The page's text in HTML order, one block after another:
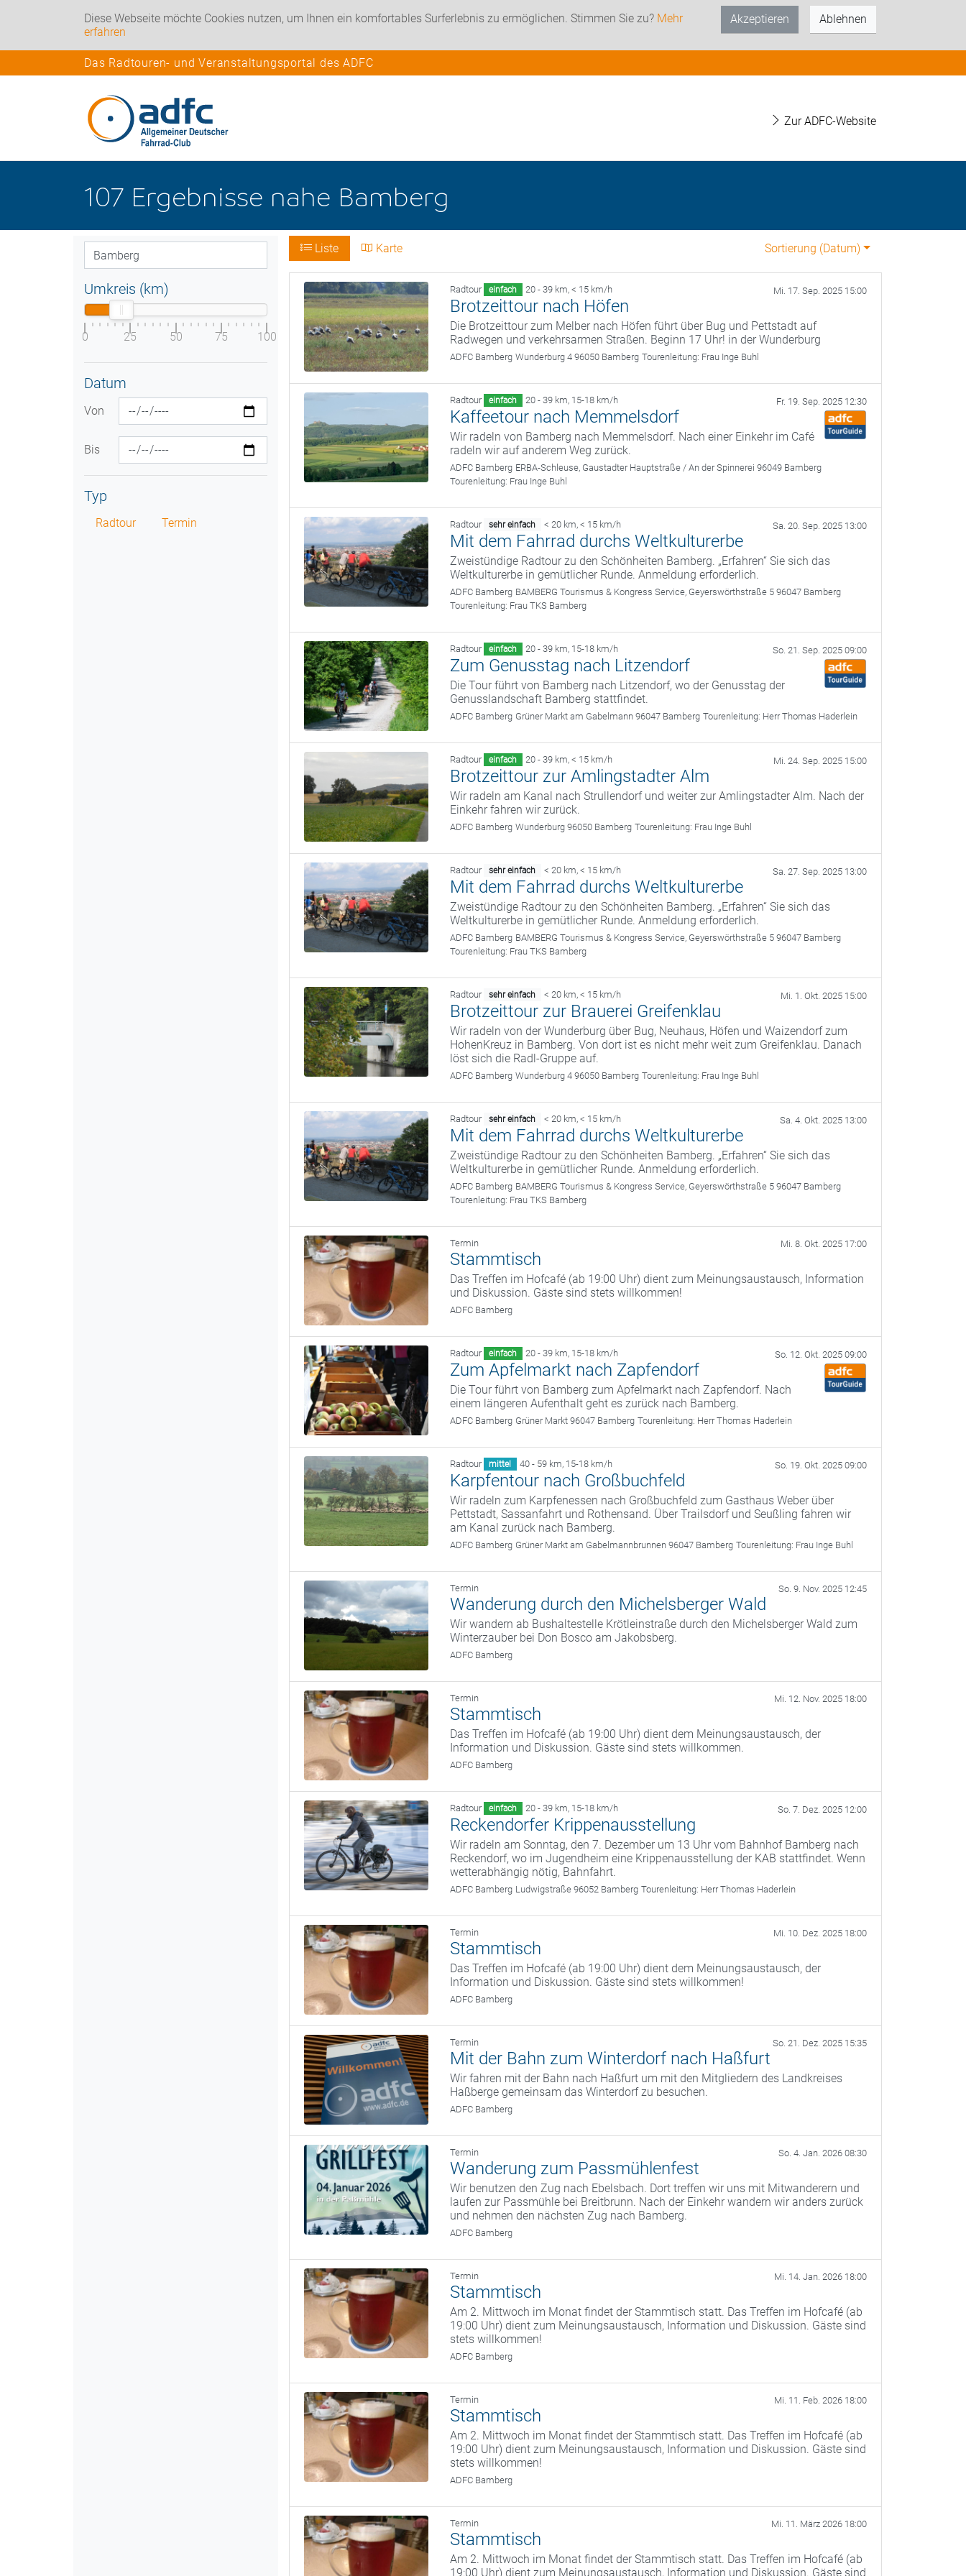
Diese Webseite möchte Cookies nutzen, um Ihnen ein komfortables Surferlebnis zu ermöglichen. Stimmen Sie zu? Mehr
erfahren
Akzeptieren Ablehnen
Das Radtouren- und Veranstaltungsportal des ADFC
Zur ADFC-Website
107 Ergebnisse nahe Bamberg
Umkreis (km)
0 25 50 75 100
Datum
Von
Bis
Typ
Radtour Termin
Liste Karte Sortierung (Datum)
Radtour einfach 20 - 39 km, < 15 km/h Mi. 17. Sep. 2025 15:00
Brotzeittour nach Höfen
Die Brotzeittour zum Melber nach Höfen führt über Bug und Pettstadt auf
Radwegen und verkehrsarmen Straßen. Beginn 17 Uhr! in der Wunderburg
ADFC Bamberg Wunderburg 4 96050 Bamberg Tourenleitung: Frau Inge Buhl
Radtour einfach 20 - 39 km, 15-18 km/h Fr. 19. Sep. 2025 12:30
Kaffeetour nach Memmelsdorf
Wir radeln von Bamberg nach Memmelsdorf. Nach einer Einkehr im Café
radeln wir auf anderem Weg zurück.
ADFC Bamberg ERBA-Schleuse, Gaustadter Hauptstraße / An der Spinnerei 96049 Bamberg
Tourenleitung: Frau Inge Buhl
Radtour sehr einfach < 20 km, < 15 km/h Sa. 20. Sep. 2025 13:00
Mit dem Fahrrad durchs Weltkulturerbe
Zweistündige Radtour zu den Schönheiten Bamberg. „Erfahren“ Sie sich das
Weltkulturerbe in gemütlicher Runde. Anmeldung erforderlich.
ADFC Bamberg BAMBERG Tourismus & Kongress Service, Geyerswörthstraße 5 96047 Bamberg
Tourenleitung: Frau TKS Bamberg
Radtour einfach 20 - 39 km, 15-18 km/h So. 21. Sep. 2025 09:00
Zum Genusstag nach Litzendorf
Die Tour führt von Bamberg nach Litzendorf, wo der Genusstag der
Genusslandschaft Bamberg stattfindet.
ADFC Bamberg Grüner Markt am Gabelmann 96047 Bamberg Tourenleitung: Herr Thomas Haderlein
Radtour einfach 20 - 39 km, < 15 km/h Mi. 24. Sep. 2025 15:00
Brotzeittour zur Amlingstadter Alm
Wir radeln am Kanal nach Strullendorf und weiter zur Amlingstadter Alm. Nach der
Einkehr fahren wir zurück.
ADFC Bamberg Wunderburg 96050 Bamberg Tourenleitung: Frau Inge Buhl
Radtour sehr einfach < 20 km, < 15 km/h Sa. 27. Sep. 2025 13:00
Mit dem Fahrrad durchs Weltkulturerbe
Zweistündige Radtour zu den Schönheiten Bamberg. „Erfahren“ Sie sich das
Weltkulturerbe in gemütlicher Runde. Anmeldung erforderlich.
ADFC Bamberg BAMBERG Tourismus & Kongress Service, Geyerswörthstraße 5 96047 Bamberg
Tourenleitung: Frau TKS Bamberg
Radtour sehr einfach < 20 km, < 15 km/h Mi. 1. Okt. 2025 15:00
Brotzeittour zur Brauerei Greifenklau
Wir radeln von der Wunderburg über Bug, Neuhaus, Höfen und Waizendorf zum
HohenKreuz in Bamberg. Von dort ist es nicht mehr weit zum Greifenklau. Danach
löst sich die Radl-Gruppe auf.
ADFC Bamberg Wunderburg 4 96050 Bamberg Tourenleitung: Frau Inge Buhl
Radtour sehr einfach < 20 km, < 15 km/h Sa. 4. Okt. 2025 13:00
Mit dem Fahrrad durchs Weltkulturerbe
Zweistündige Radtour zu den Schönheiten Bamberg. „Erfahren“ Sie sich das
Weltkulturerbe in gemütlicher Runde. Anmeldung erforderlich.
ADFC Bamberg BAMBERG Tourismus & Kongress Service, Geyerswörthstraße 5 96047 Bamberg
Tourenleitung: Frau TKS Bamberg
Termin Mi. 8. Okt. 2025 17:00
Stammtisch
Das Treffen im Hofcafé (ab 19:00 Uhr) dient zum Meinungsaustausch, Information
und Diskussion. Gäste sind stets willkommen!
ADFC Bamberg
Radtour einfach 20 - 39 km, 15-18 km/h So. 12. Okt. 2025 09:00
Zum Apfelmarkt nach Zapfendorf
Die Tour führt von Bamberg zum Apfelmarkt nach Zapfendorf. Nach
einem längeren Aufenthalt geht es zurück nach Bamberg.
ADFC Bamberg Grüner Markt 96047 Bamberg Tourenleitung: Herr Thomas Haderlein
Radtour mittel 40 - 59 km, 15-18 km/h So. 19. Okt. 2025 09:00
Karpfentour nach Großbuchfeld
Wir radeln zum Karpfenessen nach Großbuchfeld zum Gasthaus Weber über
Pettstadt, Sassanfahrt und Rothensand. Über Trailsdorf und Seußling fahren wir
am Kanal zurück nach Bamberg.
ADFC Bamberg Grüner Markt am Gabelmannbrunnen 96047 Bamberg Tourenleitung: Frau Inge Buhl
Termin So. 9. Nov. 2025 12:45
Wanderung durch den Michelsberger Wald
Wir wandern ab Bushaltestelle Krötleinstraße durch den Michelsberger Wald zum
Winterzauber bei Don Bosco am Jakobsberg.
ADFC Bamberg
Termin Mi. 12. Nov. 2025 18:00
Stammtisch
Das Treffen im Hofcafé (ab 19:00 Uhr) dient dem Meinungsaustausch, der
Information und Diskussion. Gäste sind stets willkommen.
ADFC Bamberg
Radtour einfach 20 - 39 km, 15-18 km/h So. 7. Dez. 2025 12:00
Reckendorfer Krippenausstellung
Wir radeln am Sonntag, den 7. Dezember um 13 Uhr vom Bahnhof Bamberg nach
Reckendorf, wo im Jugendheim eine Krippenausstellung der KAB stattfindet. Wenn
wetterabhängig nötig, Bahnfahrt.
ADFC Bamberg Ludwigstraße 96052 Bamberg Tourenleitung: Herr Thomas Haderlein
Termin Mi. 10. Dez. 2025 18:00
Stammtisch
Das Treffen im Hofcafé (ab 19:00 Uhr) dient dem Meinungsaustausch, der
Information und Diskussion. Gäste sind stets willkommen!
ADFC Bamberg
Termin So. 21. Dez. 2025 15:35
Mit der Bahn zum Winterdorf nach Haßfurt
Wir fahren mit der Bahn nach Haßfurt um mit den Mitgliedern des Landkreises
Haßberge gemeinsam das Winterdorf zu besuchen.
ADFC Bamberg
Termin So. 4. Jan. 2026 08:30
Wanderung zum Passmühlenfest
Wir benutzen den Zug nach Ebelsbach. Dort treffen wir uns mit Mitwanderern und
laufen zur Passmühle bei Breitbrunn. Nach der Einkehr wandern wir anders zurück
und nehmen den nächsten Zug nach Bamberg.
ADFC Bamberg
Termin Mi. 14. Jan. 2026 18:00
Stammtisch
Am 2. Mittwoch im Monat findet der Stammtisch statt. Das Treffen im Hofcafé (ab
19:00 Uhr) dient zum Meinungsaustausch, Information und Diskussion. Gäste sind
stets willkommen!
ADFC Bamberg
Termin Mi. 11. Feb. 2026 18:00
Stammtisch
Am 2. Mittwoch im Monat findet der Stammtisch statt. Das Treffen im Hofcafé (ab
19:00 Uhr) dient zum Meinungsaustausch, Information und Diskussion. Gäste sind
stets willkommen!
ADFC Bamberg
Termin Mi. 11. März 2026 18:00
Stammtisch
Am 2. Mittwoch im Monat findet der Stammtisch statt. Das Treffen im Hofcafé (ab
19:00 Uhr) dient zum Meinungsaustausch, Information und Diskussion. Gäste sind